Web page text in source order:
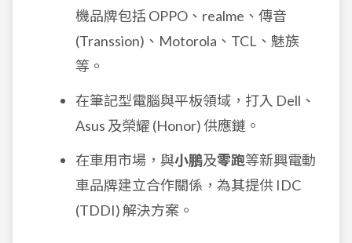
機品牌包括 OPPO、realme、傳音
(Transsion)、Motorola、TCL、魅族
等。
在筆記型電腦與平板領域，打入 Dell、
Asus 及榮耀 (Honor) 供應鏈。
在車用市場，與小鵬及零跑等新興電動
車品牌建立合作關係，為其提供 IDC
(TDDI) 解決方案。